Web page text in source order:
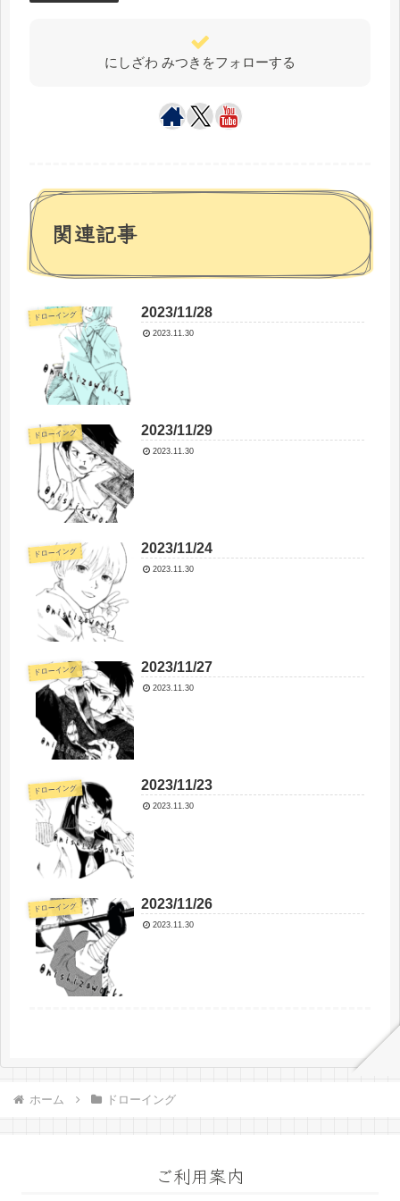
にしざわ みつきをフォローする
関連記事
ドローイング 2023/11/28
2023.11.30
ドローイング 2023/11/29
2023.11.30
ドローイング 2023/11/24
2023.11.30
ドローイング 2023/11/27
2023.11.30
ドローイング 2023/11/23
2023.11.30
ドローイング 2023/11/26
2023.11.30
ホーム ドローイング
ご利用案内